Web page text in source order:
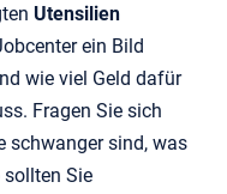
Utensilien
ein Bild
wie viel Geld dafür
Fragen Sie sich
schwanger sind, was
sollten Sie